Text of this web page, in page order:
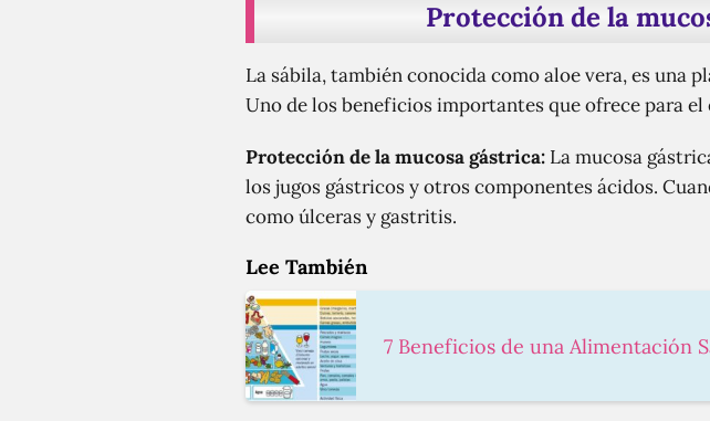
Protección de la
La sábila, también conocida como aloe vera, es una
Uno de los beneficios importantes que ofrece para
Protección de la mucosa gástrica: La mucosa
los jugos gástricos y otros componentes ácidos.
como úlceras y gastritis.
Lee También
7 Beneficios de una Alimentación